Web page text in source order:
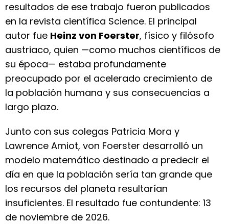
resultados de ese trabajo fueron publicados
en la revista científica Science. El principal
autor fue Heinz von Foerster, físico y filósofo
austriaco, quien —como muchos científicos de
su época— estaba profundamente
preocupado por el acelerado crecimiento de
la población humana y sus consecuencias a
largo plazo.
Junto con sus colegas Patricia Mora y
Lawrence Amiot, von Foerster desarrolló un
modelo matemático destinado a predecir el
día en que la población sería tan grande que
los recursos del planeta resultarían
insuficientes. El resultado fue contundente: 13
de noviembre de 2026.